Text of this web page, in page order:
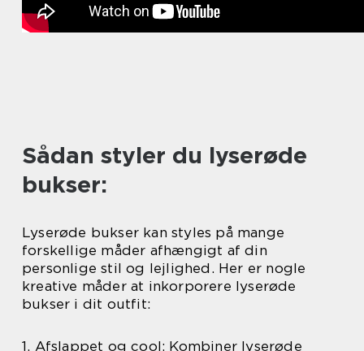
Sådan styler du lyserøde
bukser:
Lyserøde bukser kan styles på mange
forskellige måder afhængigt af din
personlige stil og lejlighed. Her er nogle
kreative måder at inkorporere lyserøde
bukser i dit outfit:
1. Afslappet og cool: Kombiner lyserøde